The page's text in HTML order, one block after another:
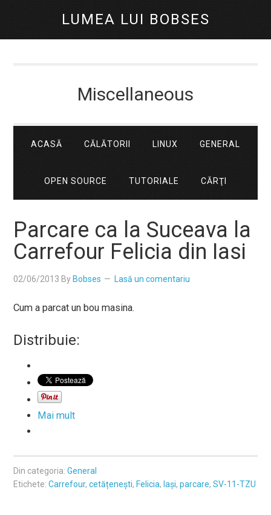
LUMEA LUI BOBSES
Miscellaneous
ACASĂ CĂLĂTORII LINUX GENERAL
OPEN SOURCE TUTORIALE CĂRŢI
Parcare ca la Suceava la
Carrefour Felicia din Iasi
02/06/2013 By Bobses Lasă un comentariu
Cum a parcat un bou masina.
Distribuie:
Mai mult
Din categoria:General
Etichete:Carrefour,cetățenești, Felicia, Iași,parcare,SV-11-TZU